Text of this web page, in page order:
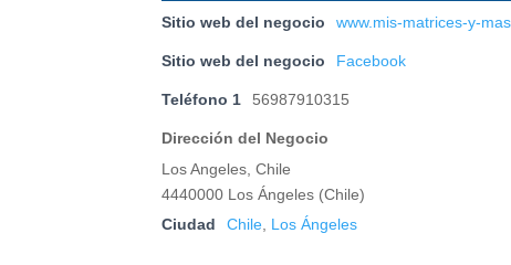
Sitio web del negocio www.mis-matrices-y-
Sitio web del negocio Facebook
Teléfono 1 56987910315
Dirección del Negocio
Los Angeles, Chile
4440000 Los Ángeles (Chile)
Ciudad
Chile, Los Ángeles